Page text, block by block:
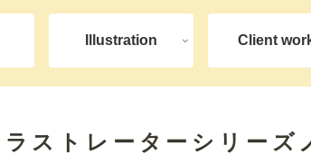
Illustration Client
ストレーターシリーズ